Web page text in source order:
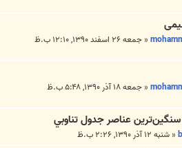
« جمعه ۲۶ اسفند ۱۳۹۰, ۱۲:۱۰ ب.ظ
« جمعه ۱۸ آذر ۱۳۹۰, ۵:۴۸ ب.ظ
عناصر جدول تناوبي
« شنبه ۱۲ آذر ۱۳۹۰, ۲:۲۶ ب.ظ